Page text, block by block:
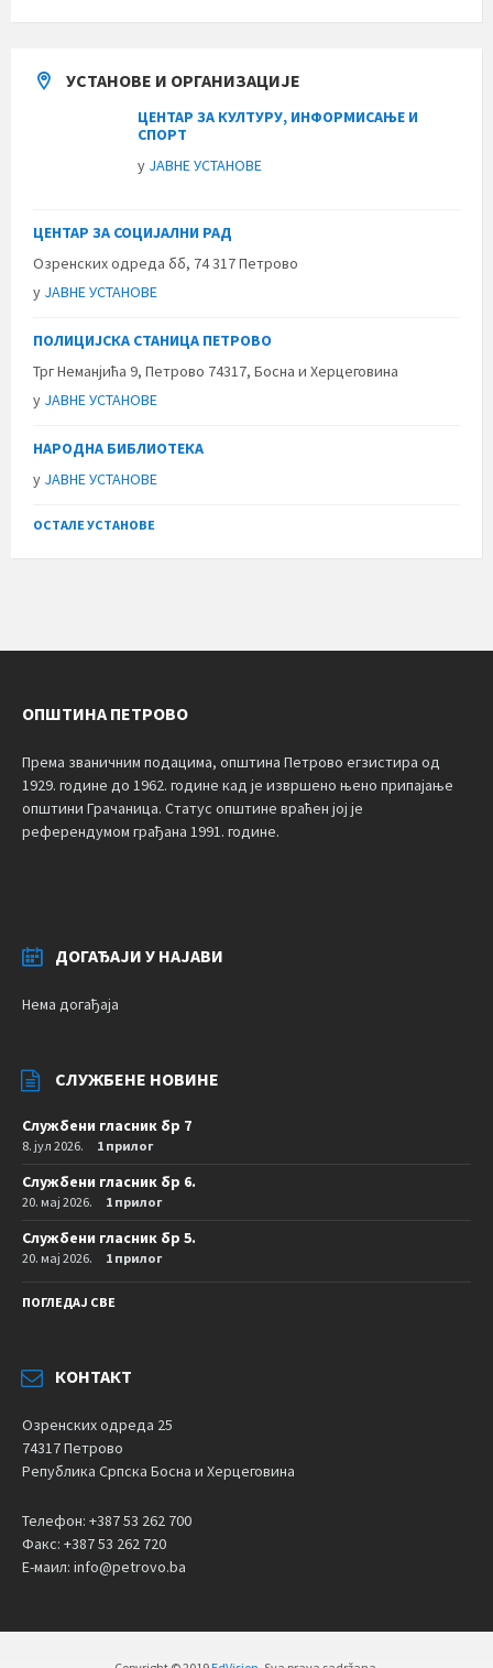
УСТАНОВЕ И ОРГАНИЗАЦИЈЕ
ЦЕНТАР ЗА КУЛТУРУ, ИНФОРМИСАЊЕ И
СПОРТ
у ЈАВНЕ УСТАНОВЕ
ЦЕНТАР ЗА СОЦИЈАЛНИ РАД
Озренских одреда бб, 74 317 Петрово
у ЈАВНЕ УСТАНОВЕ
ПОЛИЦИЈСКА СТАНИЦА ПЕТРОВО
Трг Неманјића 9, Петрово 74317, Босна и Херцеговина
у ЈАВНЕ УСТАНОВЕ
НАРОДНА БИБЛИОТЕКА
у ЈАВНЕ УСТАНОВЕ
ОСТАЛЕ УСТАНОВЕ
ОПШТИНА ПЕТРОВО
Према званичним подацима, општина Петрово егзистира од
1929. године до 1962. године кад је извршено њено припајање
општини Грачаница. Статус општине враћен јој је
референдумом грађана 1991. године.
ДОГАЂАЈИ У НАЈАВИ
Нема догађаја
СЛУЖБЕНЕ НОВИНЕ
Службени гласник бр 7
8. јул 2026. 1 прилог
Службени гласник бр 6.
20. мај 2026. 1 прилог
Службени гласник бр 5.
20. мај 2026. 1 прилог
ПОГЛЕДАЈ СВЕ
КОНТАКТ
Озренских одреда 25
74317 Петрово
Република Српска Босна и Херцеговина
Телефон: +387 53 262 700
Факс: +387 53 262 720
Е-маил: info@petrovo.ba